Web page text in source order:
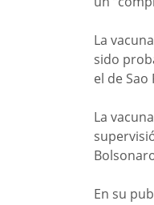
La
sido
el de
La
En su